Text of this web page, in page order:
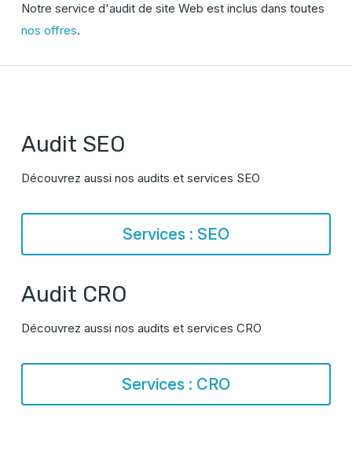
Notre service d'audit de site Web est inclus dans toutes
nos offres.
Audit SEO
Découvrez aussi nos audits et services SEO
Services : SEO
Audit CRO
Découvrez aussi nos audits et services CRO
Services : CRO